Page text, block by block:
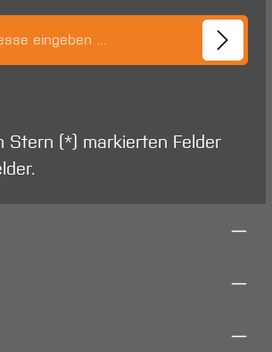
Stern (*) markierten Felder